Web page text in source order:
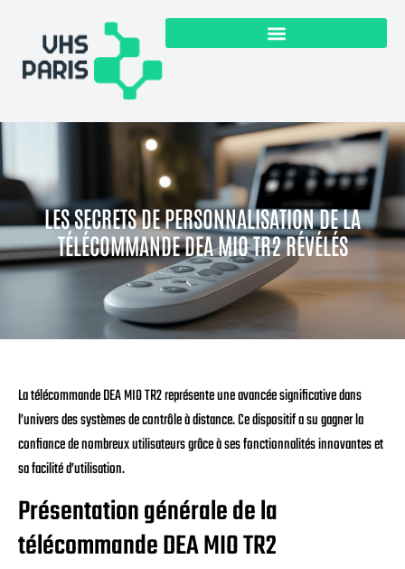
LES SECRETS DE PERSONNALISATION DE LA
TÉLÉCOMMANDE DEA MIO TR2 RÉVÉLÉS
La télécommande DEA MIO TR2 représente une avancée significative dans
l’univers des systèmes de contrôle à distance. Ce dispositif a su gagner la
confiance de nombreux utilisateurs grâce à ses fonctionnalités innovantes et
sa facilité d’utilisation.
Présentation générale de la
télécommande DEA MIO TR2